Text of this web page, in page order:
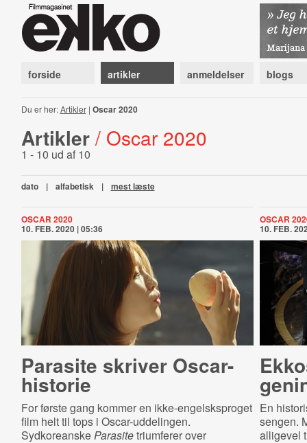
forside artikler anmeldelser blogs
Du er her:Artikler| Oscar 2020
Artikler / Oscar 2020
1 - 10 ud af 10
dato | alfabetisk | mest læste
OSCAR 2020
10. FEB. 2020 | 05:36
Parasite skriver Oscar-
historie
For første gang kommer en ikke-engelsksproget
film helt til tops i Oscar-uddelingen.
SydkoreanskeParasitetriumferer over
OSCAR
10. FEB.
En
sengen.
alligevel